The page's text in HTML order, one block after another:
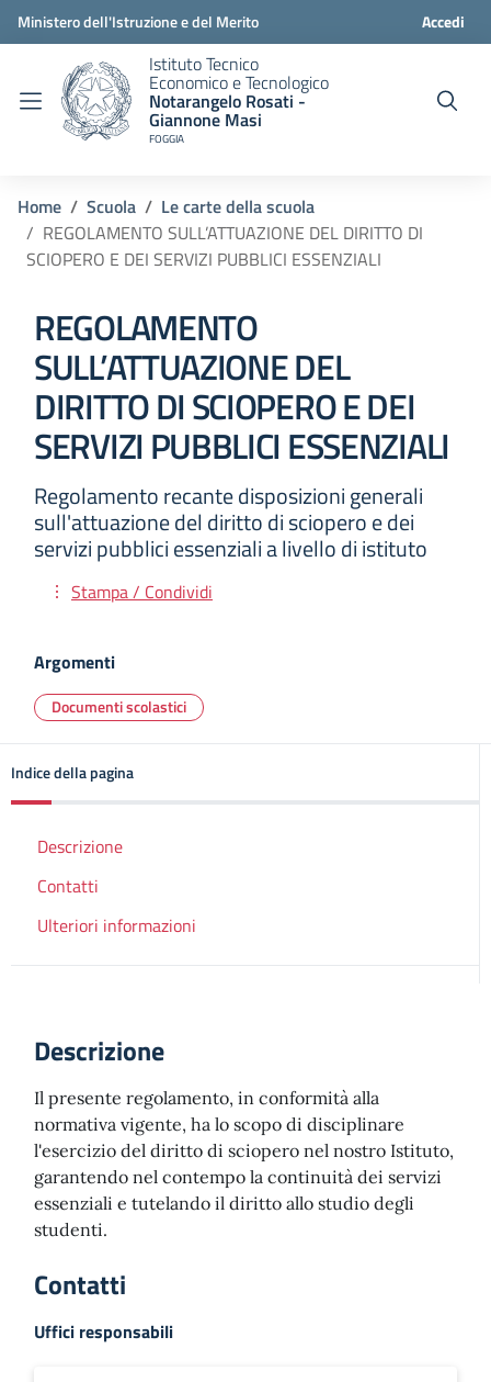
Ministero dell'Istruzione e del Merito Accedi
Istituto Tecnico
Economico e Tecnologico
Notarangelo Rosati -
Giannone Masi
FOGGIA
Home Scuola
Le carte della scuola
REGOLAMENTO SULL’ATTUAZIONE DEL DIRITTO DI
SCIOPERO E DEI SERVIZI PUBBLICI ESSENZIALI
REGOLAMENTO
SULL’ATTUAZIONE DEL
DIRITTO DI SCIOPERO E DEI
SERVIZI PUBBLICI ESSENZIALI
Regolamento recante disposizioni generali
sull'attuazione del diritto di sciopero e dei
servizi pubblici essenziali a livello di istituto
Stampa / Condividi
Argomenti
Documenti scolastici
Indice della pagina
Descrizione
Contatti
Ulteriori informazioni
Descrizione
Il presente regolamento, in conformità alla
normativa vigente, ha lo scopo di disciplinare
l'esercizio del diritto di sciopero nel nostro Istituto,
garantendo nel contempo la continuità dei servizi
essenziali e tutelando il diritto allo studio degli
studenti.
Contatti
Uffici responsabili